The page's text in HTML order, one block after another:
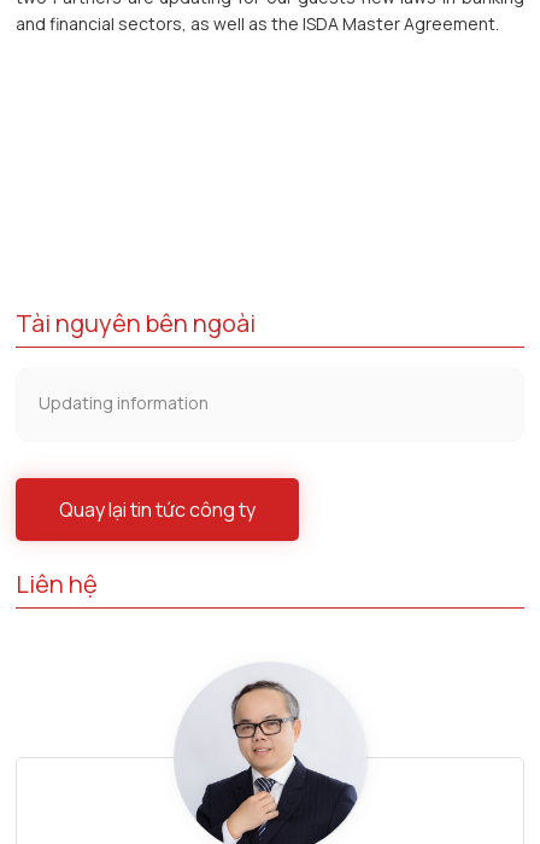
and financial sectors, as well as the ISDA Master Agreement.
Tài nguyên bên ngoài
Updating information
Quay lại tin tức công ty
Liên hệ